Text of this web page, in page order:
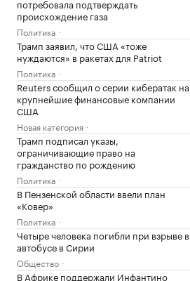
потребовала подтверждать
происхождение газа
Политика
Трамп заявил, что США «тоже
нуждаются» в ракетах для Patriot
Политика
Reuters сообщил о серии кибератак на
крупнейшие финансовые компании
США
Новая категория
Трамп подписал указы,
ограничивающие право на
гражданство по рождению
Политика
В Пензенской области ввели план
«Ковер»
Политика
Четыре человека погибли при взрыве в
автобусе в Сирии
Общество
В Африке поддержали Инфантино